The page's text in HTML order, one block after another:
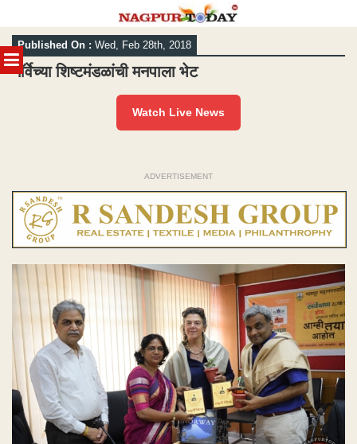
MENU
Skip
to
content
Published On : Wed, Feb 28th, 2018
नॉर्वेच्या शिष्टमंडळांची मनपाला भेट
Watch Live News
ADVERTISEMENT